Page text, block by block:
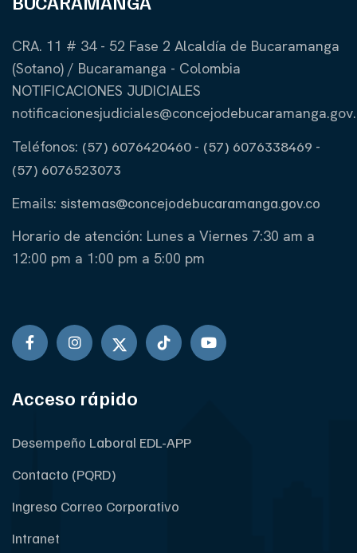
CRA. 11 # 34 - 52 Fase 2 Alcaldía de Bucaramanga
(Sotano) / Bucaramanga - Colombia
NOTIFICACIONES JUDICIALES
Teléfonos: (57) 6076420460 - (57) 6076338469 -
(57) 6076523073
Emails: sistemas@concejodebucaramanga.gov.co
Horario de atención: Lunes a Viernes 7:30 am a
12:00 pm a 1:00 pm a 5:00 pm
Acceso rápido
Desempeño Laboral EDL-APP
Contacto (PQRD)
Ingreso Correo Corporativo
Intranet